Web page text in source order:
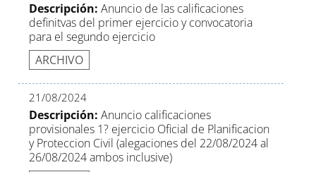
Descripción:Anuncio de las calificaciones
definitvas del primer ejercicio y convocatoria
para el segundo ejercicio
ARCHIVO
21/08/2024
Descripción:Anuncio calificaciones
provisionales 1? ejercicio Oficial de Planificacion
y Proteccion Civil (alegaciones del 22/08/2024 al
26/08/2024 ambos inclusive)